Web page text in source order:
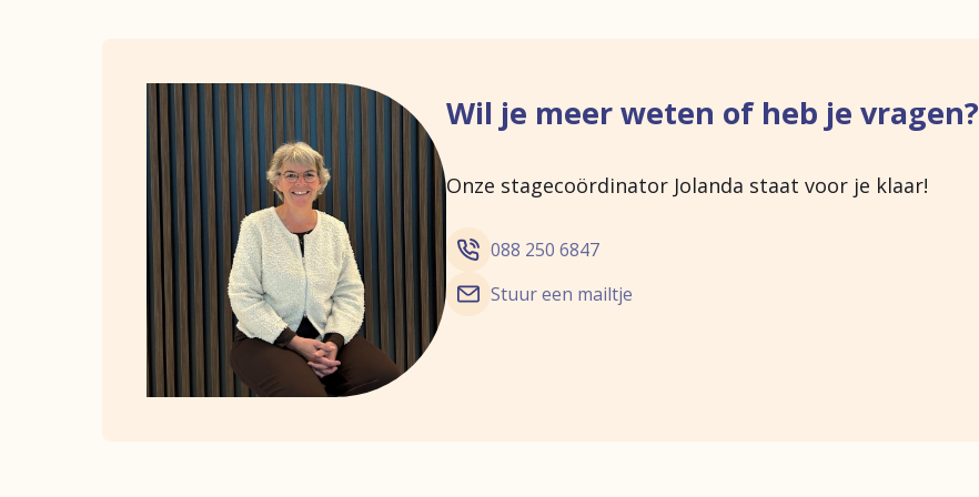
Wil je meer weten of heb je vragen?
Onze stagecoördinator Jolanda staat voor je klaar!
088 250 6847
Stuur een mailtje